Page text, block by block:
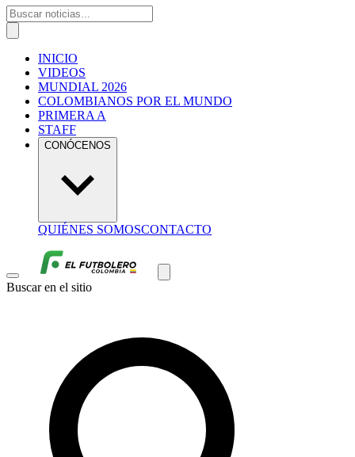
INICIO
VIDEOS
MUNDIAL 2026
COLOMBIANOS POR EL MUNDO
PRIMERA A
STAFF
CONÓCENOS
QUIÉNES SOMOSCONTACTO
Buscar en el sitio